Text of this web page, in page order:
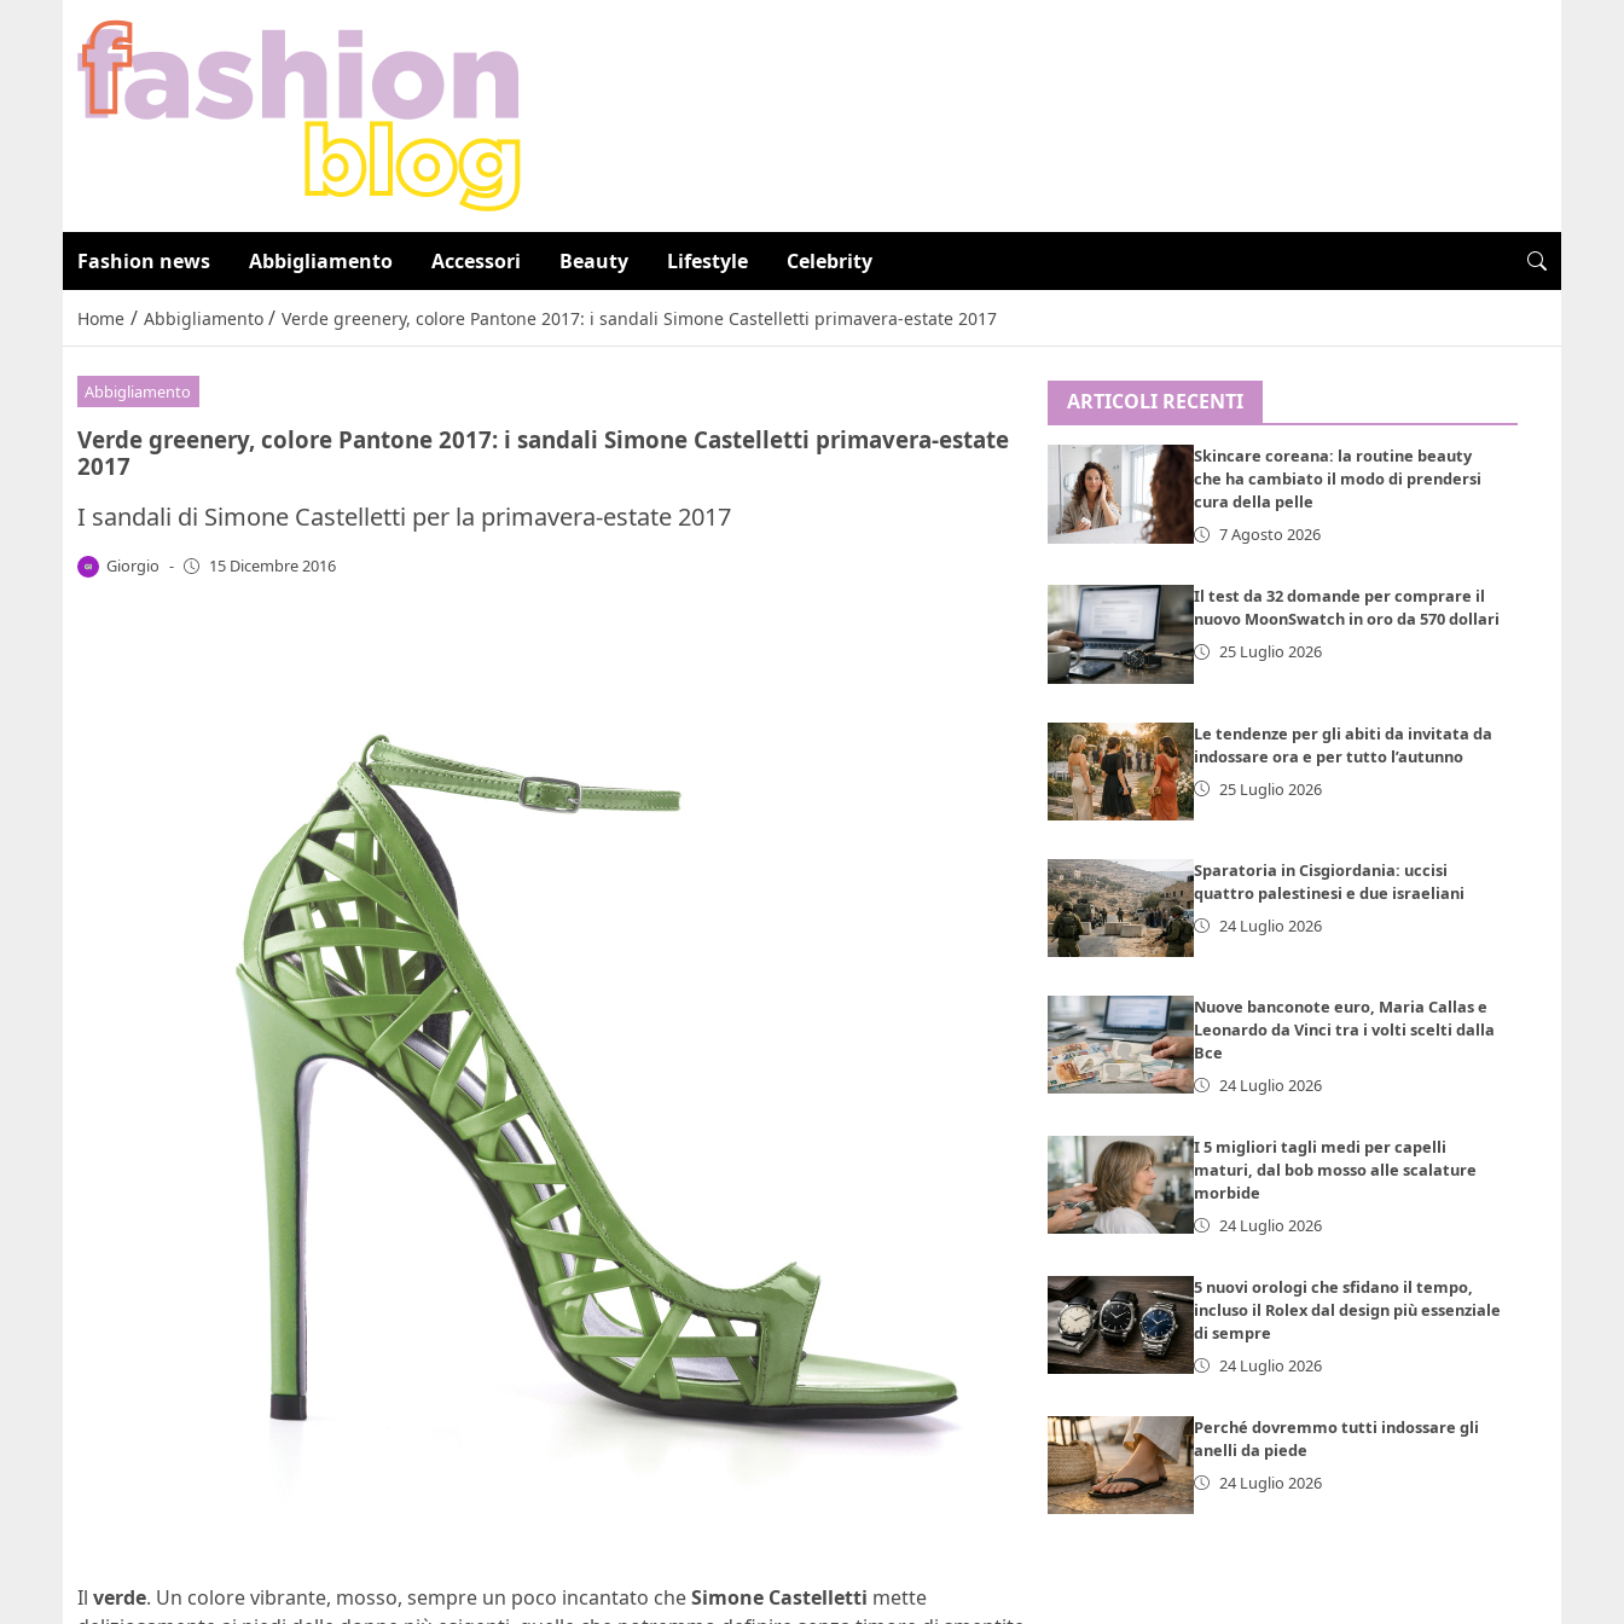
Fashion news Abbigliamento Accessori Beauty Lifestyle Celebrity
Home / Abbigliamento / Verde greenery, colore Pantone 2017: i sandali Simone Castelletti primavera-estate 2017
Abbigliamento
Verde greenery, colore Pantone 2017: i sandali Simone Castelletti primavera-estate
2017
I sandali di Simone Castelletti per la primavera-estate 2017
Giorgio - 15 Dicembre 2016
Il verde. Un colore vibrante, mosso, sempre un poco incantato cheSimone Castelletti mette
ARTICOLI RECENTI
Skincare coreana: la routine beauty
che ha cambiato il modo di prendersi
cura della pelle
7 Agosto 2026
Il test da 32 domande per comprare il
nuovo MoonSwatch in oro da 570 dollari
25 Luglio 2026
Le tendenze per gli abiti da invitata da
indossare ora e per tutto l’autunno
25 Luglio 2026
Sparatoria in Cisgiordania: uccisi
quattro palestinesi e due israeliani
24 Luglio 2026
Nuove banconote euro, Maria Callas e
Leonardo da Vinci tra i volti scelti dalla
Bce
24 Luglio 2026
I 5 migliori tagli medi per capelli
maturi, dal bob mosso alle scalature
morbide
24 Luglio 2026
5 nuovi orologi che sfidano il tempo,
incluso il Rolex dal design più essenziale
di sempre
24 Luglio 2026
Perché dovremmo tutti indossare gli
anelli da piede
24 Luglio 2026